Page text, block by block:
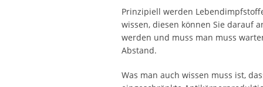
Prinzipiell werden
wissen, diesen können Sie darauf
werden und muss man muss
Abstand.
Was man auch wissen muss ist,